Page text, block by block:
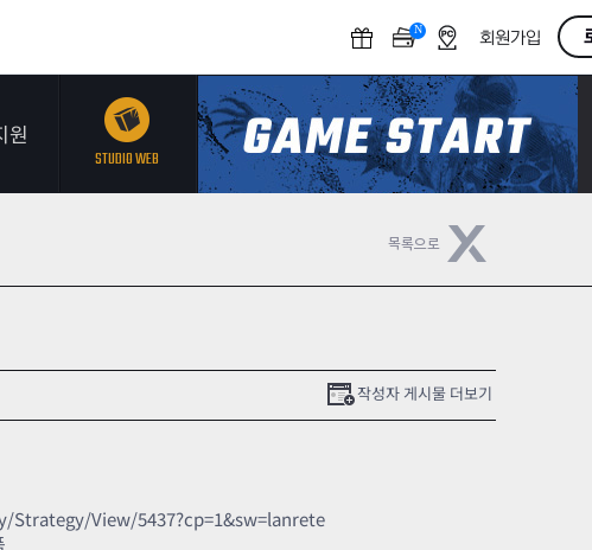
N
F
회원가입
원
STUDIO WEB
작성자 게시물 더보기
View/5437?cp=1&sw=lanrete